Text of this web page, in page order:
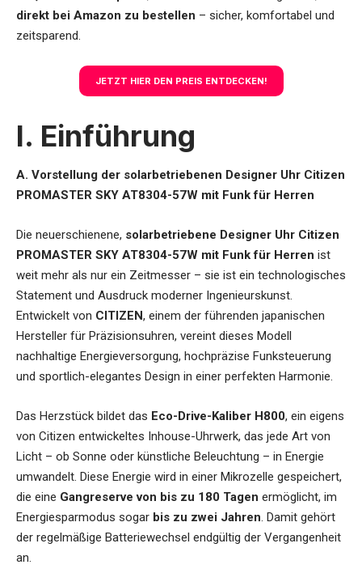
direkt bei Amazon zu bestellen – sicher, komfortabel und
zeitsparend.
JETZT HIER DEN PREIS ENTDECKEN!
I. Einführung
A. Vorstellung der solarbetriebenen Designer Uhr Citizen
PROMASTER SKY AT8304-57W mit Funk für Herren
Die neuerschienene, solarbetriebene Designer Uhr Citizen
PROMASTER SKY AT8304-57W mit Funk für Herren ist
weit mehr als nur ein Zeitmesser – sie ist ein technologisches
Statement und Ausdruck moderner Ingenieurskunst.
Entwickelt von CITIZEN, einem der führenden japanischen
Hersteller für Präzisionsuhren, vereint dieses Modell
nachhaltige Energieversorgung, hochpräzise Funksteuerung
und sportlich-elegantes Design in einer perfekten Harmonie.
Das Herzstück bildet das Eco-Drive-Kaliber H800, ein eigens
von Citizen entwickeltes Inhouse-Uhrwerk, das jede Art von
Licht – ob Sonne oder künstliche Beleuchtung – in Energie
umwandelt. Diese Energie wird in einer Mikrozelle gespeichert,
die eine Gangreserve von bis zu 180 Tagen ermöglicht, im
Energiesparmodus sogar bis zu zwei Jahren. Damit gehört
der regelmäßige Batteriewechsel endgültig der Vergangenheit
an.